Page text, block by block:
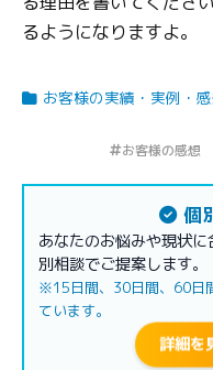
るようになりますよ。
お客様の実績・実例・
お客様の感想
個
あなたのお悩みや現状
別相談でご提案します。
※15日間、30日間、60日
ています。
詳細を